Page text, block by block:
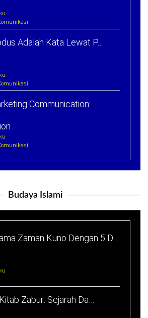
Adalah Kata Lewat P…
Communication: …
Budaya Islami
Zaman Kuno Dengan 5 D…
Zabur: Sejarah Da…